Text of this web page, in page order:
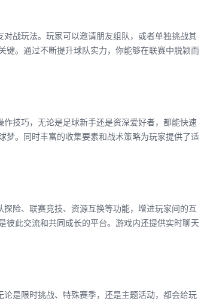
战玩法。玩家可以邀请朋友组队，或者单独挑战其
键。通过不断提升球队实力，你能够在联赛中脱颖而
技巧，无论是足球新手还是资深爱好者，都能快速
梦。同时丰富的收集要素和战术策略为玩家提供了适
险、联赛竞技、资源互换等功能，增进玩家间的互
彼此交流和共同成长的平台。游戏内还提供实时聊天
是限时挑战、特殊赛季，还是主题活动，都会给玩